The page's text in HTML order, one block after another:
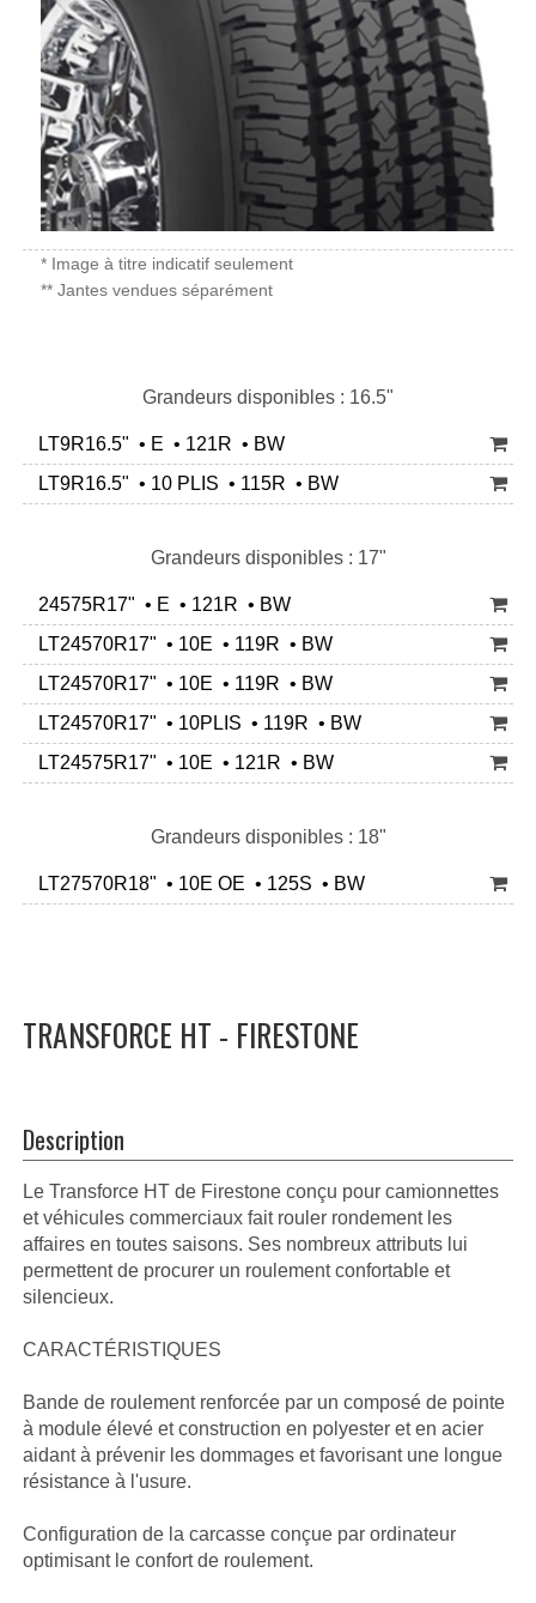
* Image à titre indicatif seulement
** Jantes vendues séparément
Grandeurs disponibles : 16.5"
LT9R16.5" • E • 121R • BW
LT9R16.5" • 10 PLIS • 115R • BW
Grandeurs disponibles : 17"
24575R17" • E • 121R • BW
LT24570R17" • 10E • 119R • BW
LT24570R17" • 10E • 119R • BW
LT24570R17" • 10PLIS • 119R • BW
LT24575R17" • 10E • 121R • BW
Grandeurs disponibles : 18"
LT27570R18" • 10E OE • 125S • BW
TRANSFORCE HT - FIRESTONE
Description
Le Transforce HT de Firestone conçu pour camionnettes
et véhicules commerciaux fait rouler rondement les
affaires en toutes saisons. Ses nombreux attributs lui
permettent de procurer un roulement confortable et
silencieux.
CARACTÉRISTIQUES
Bande de roulement renforcée par un composé de pointe
à module élevé et construction en polyester et en acier
aidant à prévenir les dommages et favorisant une longue
résistance à l'usure.
Configuration de la carcasse conçue par ordinateur
optimisant le confort de roulement.